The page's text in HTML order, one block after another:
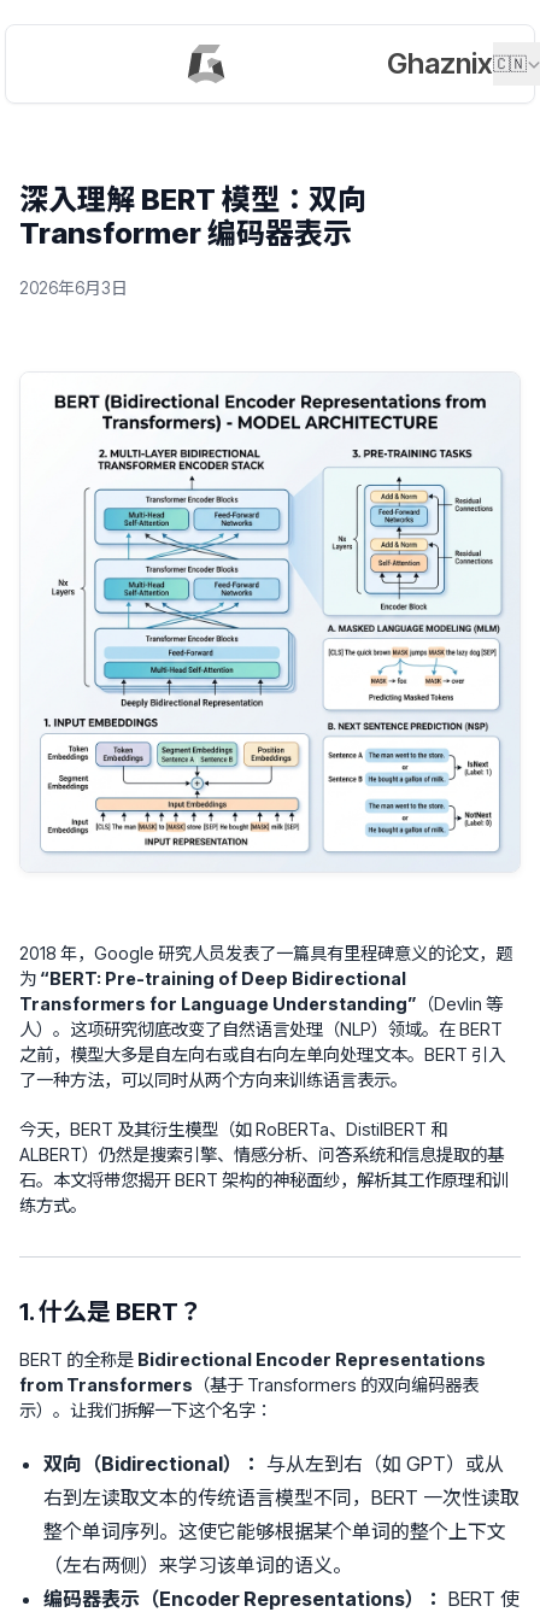
Ghaznix🇨🇳
深入理解 BERT 模型：双向
Transformer 编码器表示
2026年6月3日
2018 年，Google 研究人员发表了一篇具有里程碑意义的论文，题
为 “BERT: Pre-training of Deep Bidirectional
Transformers for Language Understanding” （Devlin 等
人）。这项研究彻底改变了自然语言处理（NLP）领域。在 BERT
之前，模型大多是自左向右或自右向左单向处理文本。BERT 引入
了一种方法，可以同时从两个方向来训练语言表示。
今天，BERT 及其衍生模型（如 RoBERTa、DistilBERT 和
ALBERT）仍然是搜索引擎、情感分析、问答系统和信息提取的基
石。本文将带您揭开 BERT 架构的神秘面纱，解析其工作原理和训
练方式。
1. 什么是 BERT？
BERT 的全称是 Bidirectional Encoder Representations
from Transformers （基于 Transformers 的双向编码器表
示）。让我们拆解一下这个名字：
双向（Bidirectional）： 与从左到右（如 GPT）或从
右到左读取文本的传统语言模型不同，BERT 一次性读取
整个单词序列。这使它能够根据某个单词的整个上下文
（左右两侧）来学习该单词的语义。
编码器表示（Encoder Representations）： BERT 使